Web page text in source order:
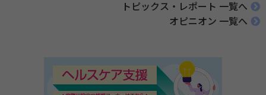
トピックス・レポート 一覧へ
オピニオン 一覧へ